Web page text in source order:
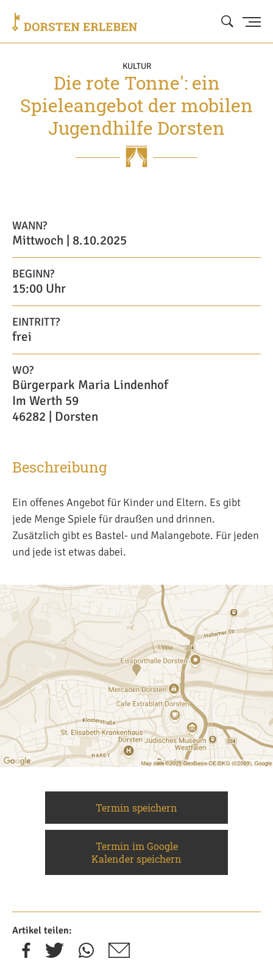
KULTUR
Die rote Tonne': ein
Spieleangebot der mobilen
Jugendhilfe Dorsten
WANN?
Mittwoch | 8.10.2025
BEGINN?
15:00 Uhr
EINTRITT?
frei
WO?
Bürgerpark Maria Lindenhof
Im Werth 59
46282 | Dorsten
Beschreibung
Ein offenes Angebot für Kinder und Eltern. Es gibt
jede Menge Spiele für draußen und drinnen.
Zusätzlich gibt es Bastel- und Malangebote. Für jeden
und jede ist etwas dabei.
Termin speichern
Termin im Google
Kalender speichern
Artikel teilen: